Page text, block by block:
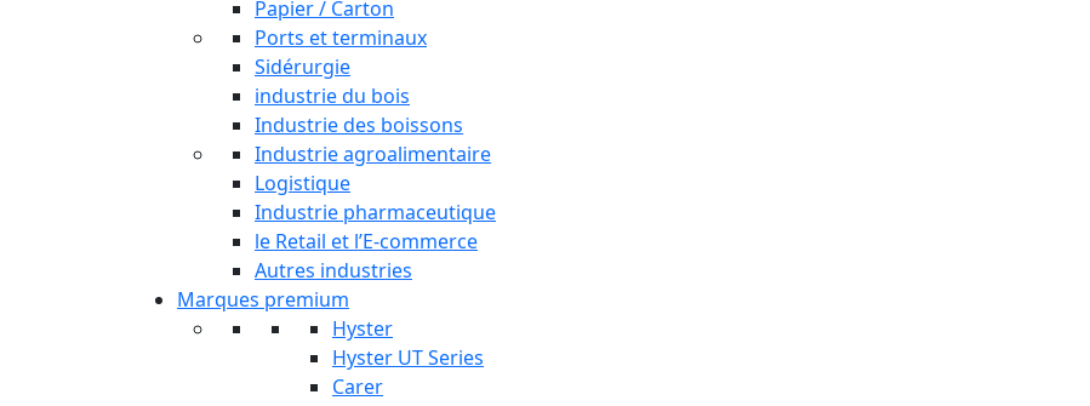
Papier / Carton
Ports et terminaux
Sidérurgie
industrie du bois
Industrie des boissons
Industrie agroalimentaire
Logistique
Industrie pharmaceutique
le Retail et l’E-commerce
Autres industries
Marques premium
Hyster
Hyster UT Series
Carer